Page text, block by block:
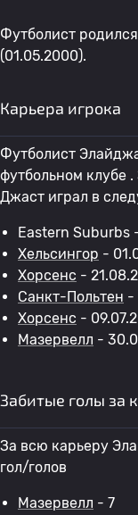
Футболист
(01.05.2000).
Карьера игрока
Футболист
футбольном клубе
Джаст играл в
Eastern Suburbs
Хельсингор -
Хорсенс -
Санкт-Польтен -
Хорсенс -
Мазервелл -
Забитые голы за
За всю карьеру
гол/голов
Мазервелл - 7